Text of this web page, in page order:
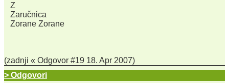
Z
Zaručnica
Zorane Zorane
(zadnji « Odgovor #19 18. Apr 2007)
> Odgovori